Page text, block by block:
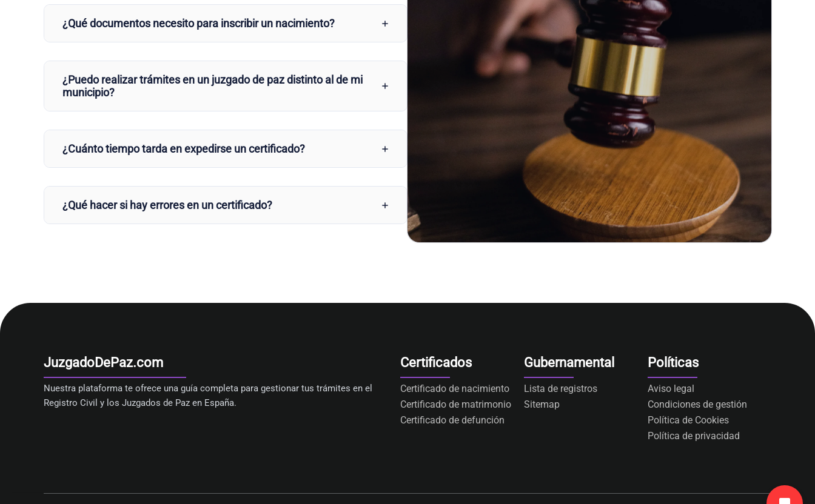
¿Qué documentos necesito para inscribir un nacimiento?
¿Puedo realizar trámites en un juzgado de paz distinto al de mi
municipio?
¿Cuánto tiempo tarda en expedirse un certificado?
¿Qué hacer si hay errores en un certificado?
JuzgadoDePaz.com
Nuestra plataforma te ofrece una guía completa para gestionar tus trámites en el
Registro Civil y los Juzgados de Paz en España.
Certificados
Certificado de nacimiento
Certificado de matrimonio
Certificado de defunción
Gubernamental
Lista de registros
Sitemap
Políticas
Aviso legal
Condiciones de gestión
Política de Cookies
Política de privacidad